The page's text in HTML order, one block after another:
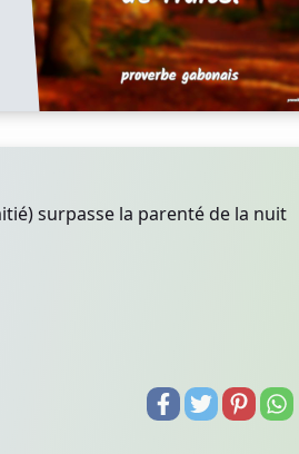
surpasse la parenté de la nuit